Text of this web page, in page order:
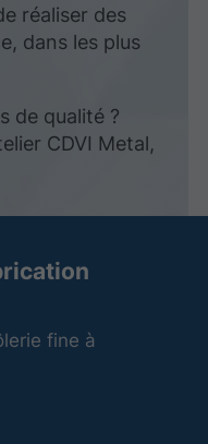
réaliser des
dans les plus
de qualité ?
CDVI Metal,
fine à